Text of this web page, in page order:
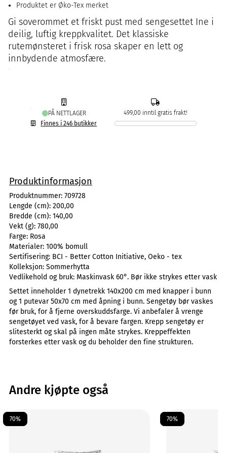
Produktet er Øko-Tex merket
Gi soverommet et friskt pust med sengesettet Ine i
deilig, luftig kreppkvalitet. Det klassiske
rutemønsteret i frisk rosa skaper en lett og
innbydende atmosfære.
PÅ NETTLAGER
Finnes i 246 butikker
499,00 inntil gratis frakt!
Produktinformasjon
Produktnummer: 709728
Lengde (cm): 200,00
Bredde (cm): 140,00
Vekt (g): 780,00
Farge: Rosa
Materialer: 100% bomull
Sertifisering: BCI - Better Cotton Initiative, Oeko - tex
Kolleksjon: Sommerhytta
Vedlikehold og bruk: Maskinvask 60°. Bør ikke strykes etter vask
Settet inneholder 1 dynetrekk 140x200 cm med knapper i bunn
og 1 putevar 50x70 cm med åpning i bunn. Sengetøy bør vaskes
før bruk, for å fjerne overskuddsfarge. Vi anbefaler å vrenge
sengetøyet ved vask, for å bevare fargen. Krepp sengetøy er
slitesterkt og skal på ingen måte strykes. Kreppeffekten
forsterkes etter vask og du beholder den fine strukturen.
Andre kjøpte også
70% 70%